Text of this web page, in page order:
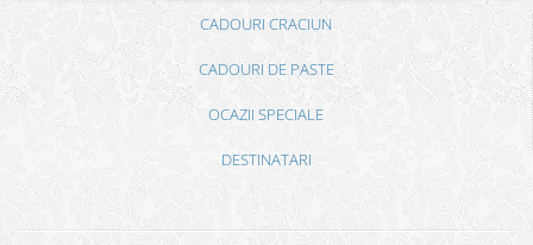
CADOURI CRACIUN
CADOURI DE PASTE
OCAZII SPECIALE
DESTINATARI